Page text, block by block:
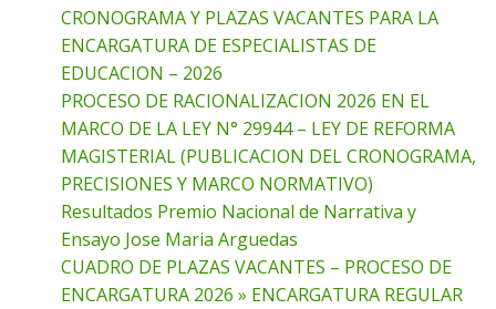
CRONOGRAMA Y PLAZAS VACANTES PARA LA
ENCARGATURA DE ESPECIALISTAS DE
EDUCACION – 2026
PROCESO DE RACIONALIZACION 2026 EN EL
MARCO DE LA LEY N° 29944 – LEY DE REFORMA
MAGISTERIAL (PUBLICACION DEL CRONOGRAMA,
PRECISIONES Y MARCO NORMATIVO)
Resultados Premio Nacional de Narrativa y
Ensayo Jose Maria Arguedas
CUADRO DE PLAZAS VACANTES – PROCESO DE
ENCARGATURA 2026 » ENCARGATURA REGULAR